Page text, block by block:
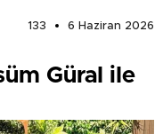
133
6 Haziran 2026
Güral ile